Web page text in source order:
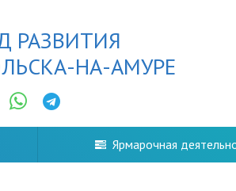
РАЗВИТИЯ
НА-АМУРЕ
Ярмарочная